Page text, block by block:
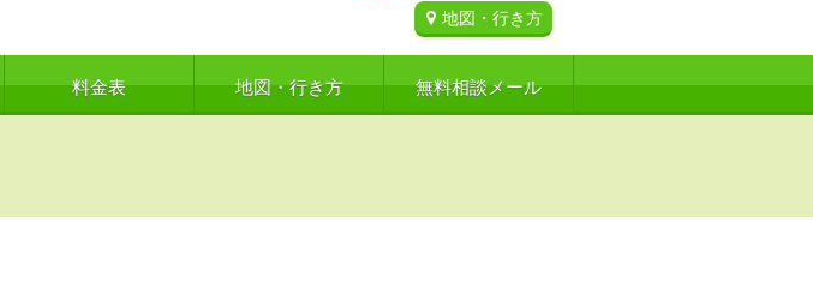
地図・行き方
料金表 地図・行き方 無料相談メール